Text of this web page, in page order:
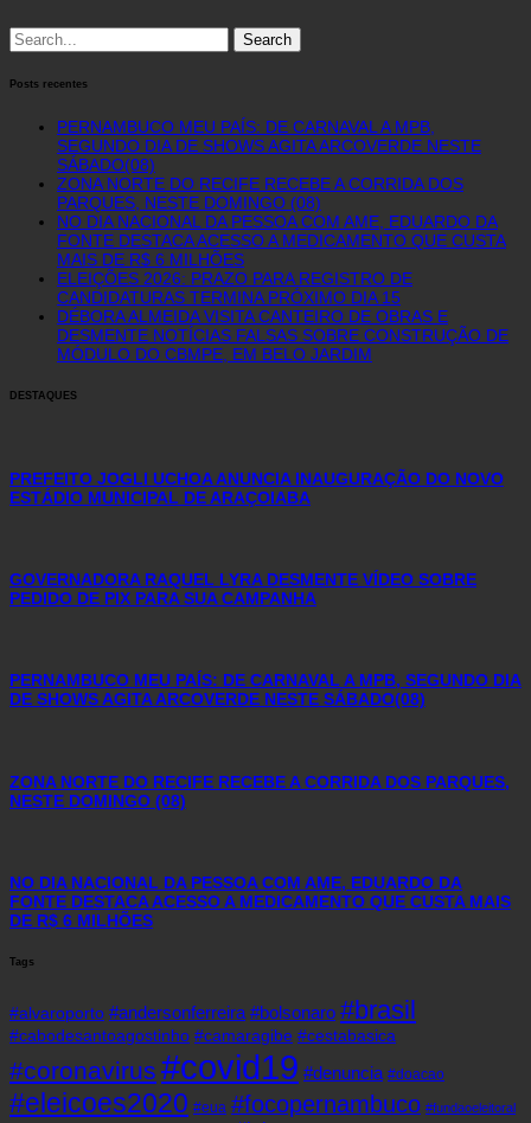
Search
for:
Posts recentes
PERNAMBUCO MEU PAÍS: DE CARNAVAL A MPB,
SEGUNDO DIA DE SHOWS AGITA ARCOVERDE NESTE
SÁBADO(08)
ZONA NORTE DO RECIFE RECEBE A CORRIDA DOS
PARQUES, NESTE DOMINGO (08)
NO DIA NACIONAL DA PESSOA COM AME, EDUARDO DA
FONTE DESTACA ACESSO A MEDICAMENTO QUE CUSTA
MAIS DE R$ 6 MILHÕES
ELEIÇÕES 2026: PRAZO PARA REGISTRO DE
CANDIDATURAS TERMINA PRÓXIMO DIA 15
DÉBORA ALMEIDA VISITA CANTEIRO DE OBRAS E
DESMENTE NOTÍCIAS FALSAS SOBRE CONSTRUÇÃO DE
MÓDULO DO CBMPE, EM BELO JARDIM
DESTAQUES
PREFEITO JOGLI UCHOA ANUNCIA INAUGURAÇÃO DO NOVO
ESTÁDIO MUNICIPAL DE ARAÇOIABA
GOVERNADORA RAQUEL LYRA DESMENTE VÍDEO SOBRE
PEDIDO DE PIX PARA SUA CAMPANHA
PERNAMBUCO MEU PAÍS: DE CARNAVAL A MPB, SEGUNDO DIA
DE SHOWS AGITA ARCOVERDE NESTE SÁBADO(08)
ZONA NORTE DO RECIFE RECEBE A CORRIDA DOS PARQUES,
NESTE DOMINGO (08)
NO DIA NACIONAL DA PESSOA COM AME, EDUARDO DA
FONTE DESTACA ACESSO A MEDICAMENTO QUE CUSTA MAIS
DE R$ 6 MILHÕES
Tags
#alvaroporto #andersonferreira #bolsonaro #brasil
#cabodesantoagostinho #camaragibe #cestabasica
#coronavirus #covid19 #denuncia #doacao
#eleicoes2020 #eua #focopernambuco #fundaoeleitoral